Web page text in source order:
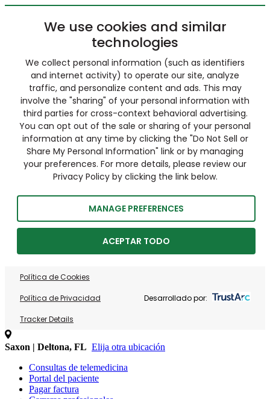
We use cookies and similar
technologies
We collect personal information (such as identifiers
and internet activity) to operate our site, analyze
traffic, and personalize content and ads. This may
involve the "sharing" of your personal information with
third parties for cross-context behavioral advertising.
You can opt out of the sale or sharing of your personal
information at any time by clicking the "Do Not Sell or
Share My Personal Information" link or by managing
your preferences. For more details, please review our
Privacy Policy by clicking the link below.
MANAGE PREFERENCES
ACEPTAR TODO
Política de Cookies
Política de Privacidad
Tracker Details
Desarrollado por:
Saxon | Deltona, FL Elija otra ubicación
Consultas de telemedicina
Portal del paciente
Pagar factura